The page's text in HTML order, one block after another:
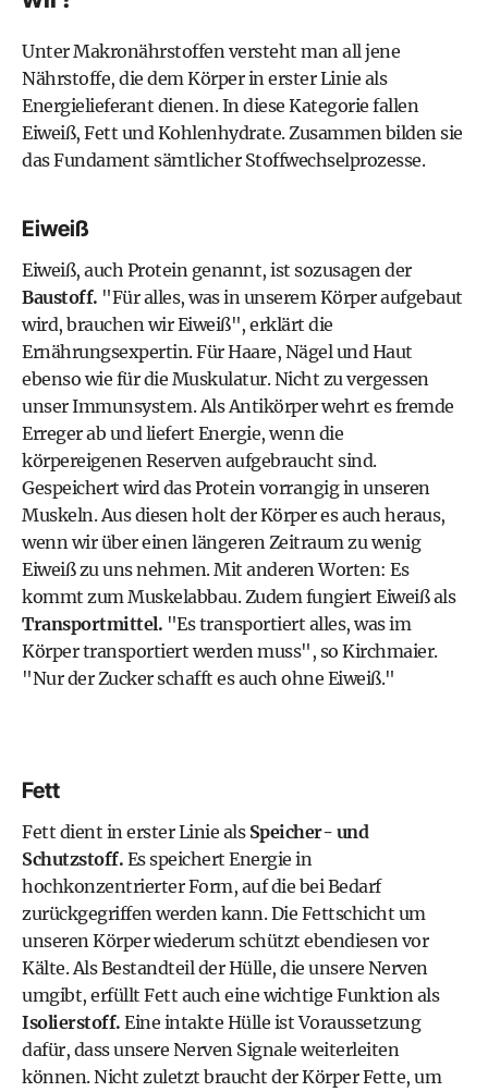
Unter Makronährstoffen versteht man all jene
Nährstoffe, die dem Körper in erster Linie als
Energielieferant dienen. In diese Kategorie fallen
Eiweiß, Fett undKohlenhydrate. Zusammen bilden sie
das Fundament sämtlicher Stoffwechselprozesse.
Eiweiß
Eiweiß, auch Protein genannt, ist sozusagen der
Baustoff. "Für alles, was in unserem Körper aufgebaut
wird, brauchen wir Eiweiß", erklärt die
Ernährungsexpertin. Für Haare, Nägel und Haut
ebenso wie für die Muskulatur. Nicht zu vergessen
unserImmunsystem. Als Antikörper wehrt es fremde
Erreger ab und liefert Energie, wenn die
körpereigenen Reserven aufgebraucht sind.
Gespeichert wird das Protein vorrangig in unseren
Muskeln. Aus diesen holt der Körper es auch heraus,
wenn wir über einen längeren Zeitraum zu wenig
Eiweiß zu uns nehmen. Mit anderen Worten: Es
kommt zum Muskelabbau. Zudem fungiert Eiweiß als
Transportmittel. "Es transportiert alles, was im
Körper transportiert werden muss", so Kirchmaier.
"Nur der Zucker schafft es auch ohne Eiweiß."
Fett
Fett dient in erster Linie als Speicher- und
Schutzstoff. Es speichert Energie in
hochkonzentrierter Form, auf die bei Bedarf
zurückgegriffen werden kann. Die Fettschicht um
unseren Körper wiederum schützt ebendiesen vor
Kälte. Als Bestandteil der Hülle, die unsere Nerven
umgibt, erfüllt Fett auch eine wichtige Funktion als
Isolierstoff. Eine intakte Hülle ist Voraussetzung
dafür, dass unsere Nerven Signale weiterleiten
können. Nicht zuletzt braucht der Körper Fette, um